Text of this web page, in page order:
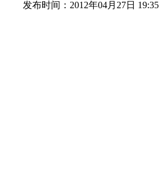
发布时间：2012年04月27日 19:35